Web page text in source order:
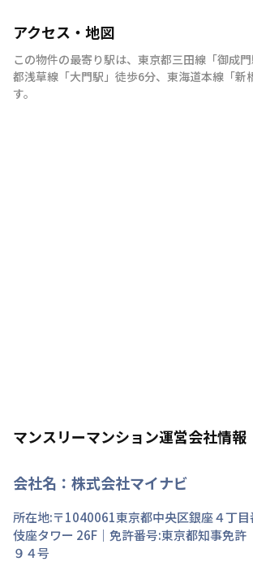
アクセス・地図
この物件の最寄り駅は、 東京都三田線 「御成
都浅草線 「大門駅 」 徒歩6分、 東海道本線 「新
す。
マンスリーマンション運営会社情報
会社名： 株式会社マイナビ
所在地:〒1040061東京都中央区銀座４丁目
伎座タワー 26F ｜免許番号:東京都知事免許
９４号